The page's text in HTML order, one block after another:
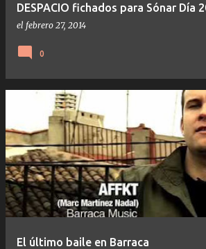
DESPACIO fichados para Sónar Día
el febrero 27, 2014
0
El último baile en Barraca